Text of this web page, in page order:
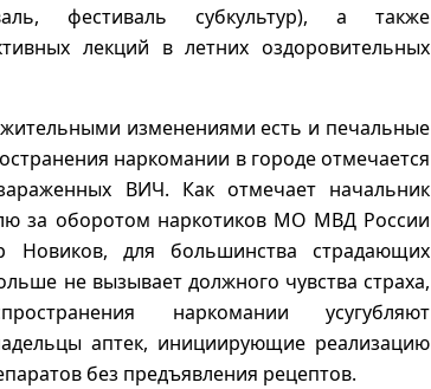
фестиваль субкультур), а также
лекций в летних оздоровительных
изменениями есть и печальные
наркомании в городе отмечается
ВИЧ. Как отмечает начальник
за оборотом наркотиков МО МВД России
Новиков, для большинства страдающих
не вызывает должного чувства страха,
наркомании усугубляют
аптек, инициирующие реализацию
без предъявления рецептов.